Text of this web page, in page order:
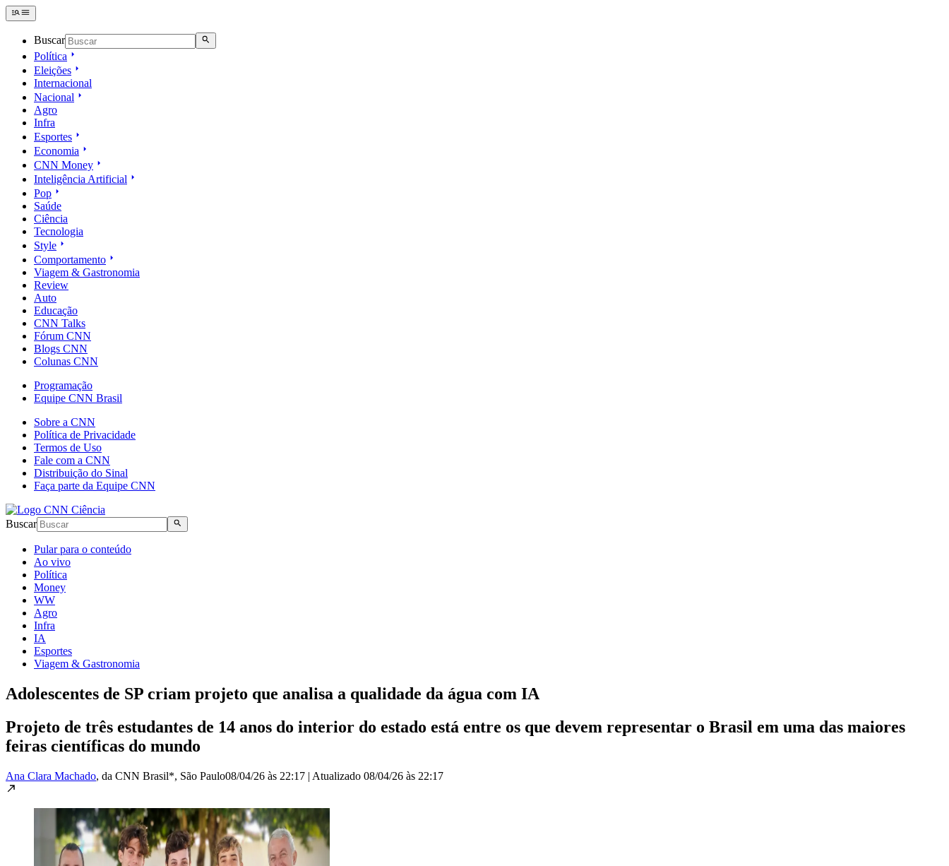
Buscar
Política
Eleições
Internacional
Nacional
Agro
Infra
Esportes
Economia
CNN Money
Inteligência Artificial
Pop
Saúde
Ciência
Tecnologia
Style
Comportamento
Viagem & Gastronomia
Review
Auto
Educação
CNN Talks
Fórum CNN
Blogs CNN
Colunas CNN
Programação
Equipe CNN Brasil
Sobre a CNN
Política de Privacidade
Termos de Uso
Fale com a CNN
Distribuição do Sinal
Faça parte da Equipe CNN
Buscar
Pular para o conteúdo
Ao vivo
Política
Money
WW
Agro
Infra
IA
Esportes
Viagem & Gastronomia
Adolescentes de SP criam projeto que analisa a qualidade da água com IA
Projeto de três estudantes de 14 anos do interior do estado está entre os que devem representar o Brasil em uma das maiores
feiras científicas do mundo
Ana Clara Machado, da CNN Brasil*, São Paulo08/04/26 às 22:17 | Atualizado 08/04/26 às 22:17